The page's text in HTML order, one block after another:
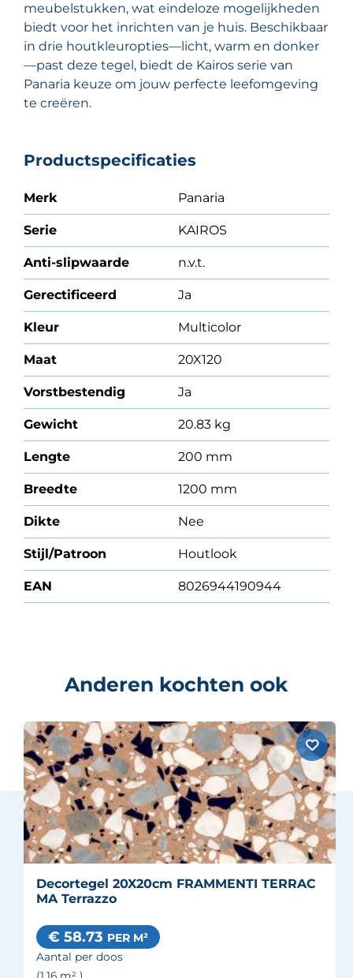
meubelstukken, wat eindeloze mogelijkheden
biedt voor het inrichten van je huis. Beschikbaar
in drie houtkleuropties—licht, warm en donker
—past deze tegel, biedt de Kairos serie van
Panaria keuze om jouw perfecte leefomgeving
te creëren.
Productspecificaties
Merk Panaria
Serie KAIROS
Anti-slipwaarde n.v.t.
Gerectificeerd Ja
Kleur Multicolor
Maat 20X120
Vorstbestendig Ja
Gewicht 20.83 kg
Lengte 200 mm
Breedte 1200 mm
Dikte Nee
Stijl/Patroon Houtlook
EAN 8026944190944
Anderen kochten ook
Decortegel 20X20cm FRAMMENTI TERRAC
MA Terrazzo
€ 58.73 PER M²
Aantal per doos
(1.16 m² )